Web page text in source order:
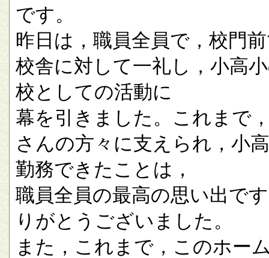
です。
昨日は，職員全員で，校門
校舎に対して一礼し，小高
校としての活動に
幕を引きました。これまで
さんの方々に支えられ，小
勤務できたことは，
職員全員の最高の思い出で
りがとうございました。
また，これまで，このホー